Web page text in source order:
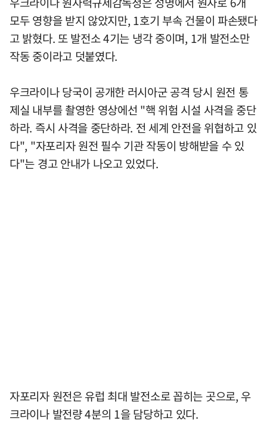
모두 영향을 받지 않았지만, 1호기 부속 건물이 파손됐다
고 밝혔다. 또 발전소 4기는 냉각 중이며, 1개 발전소만
작동 중이라고 덧붙였다.
우크라이나 당국이 공개한 러시아군 공격 당시 원전 통
제실 내부를 촬영한 영상에선 "핵 위험 시설 사격을 중단
하라. 즉시 사격을 중단하라. 전 세계 안전을 위협하고 있
다", "자포리자 원전 필수 기관 작동이 방해받을 수 있
다"는 경고 안내가 나오고 있었다.
자포리자 원전은 유럽 최대 발전소로 꼽히는 곳으로, 우
크라이나 발전량 4분의 1을 담당하고 있다.